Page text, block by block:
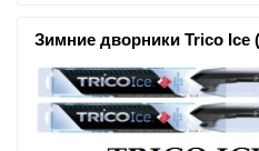
Зимние дворники Trico Ice